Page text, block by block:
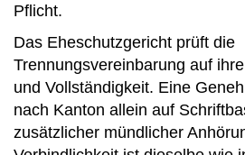
Pflicht.
Das Eheschutzgericht prüft die
Trennungsvereinbarung auf
und Vollständigkeit. Eine
nach Kanton allein auf
zusätzlicher mündlicher